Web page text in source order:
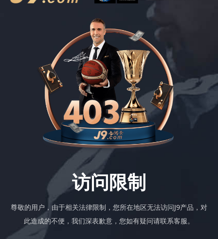
访问限制
尊敬的用户，由于相关法律限制，您所在地区无法访问J9产品，对
此造成的不便，我们深表歉意，您如有疑问请联系客服。